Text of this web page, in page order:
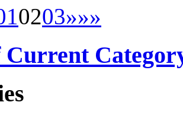
0203»»»
Current